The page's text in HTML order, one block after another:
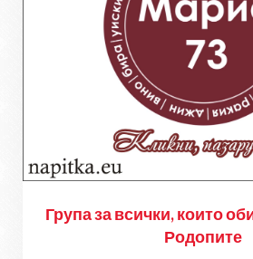
Група за всички, които
Родопите